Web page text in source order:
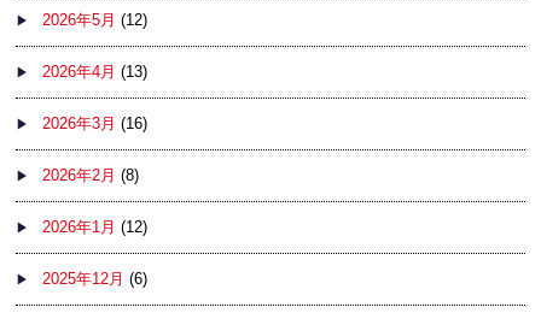
2026年5月 (12)
2026年4月 (13)
2026年3月 (16)
2026年2月 (8)
2026年1月 (12)
2025年12月 (6)